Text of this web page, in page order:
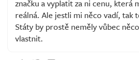
značku a vyplatit za ni cenu, která
reálná. Ale jestli mi něco vadí, tak
Státy by prostě neměly vůbec
vlastnit.